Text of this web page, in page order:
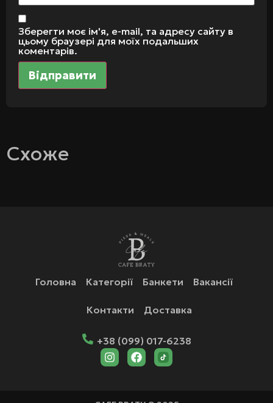
Зберегти моє ім'я, e-mail, та адресу сайту в
цьому браузері для моїх подальших
коментарів.
Схоже
Головна Категорії Банкети Вакансії
Контакти Доставка
+38 (099) 017-6238